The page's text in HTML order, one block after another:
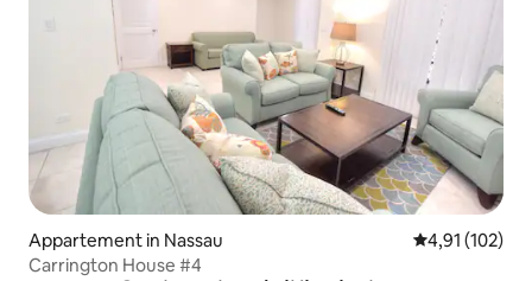
Appartement in Nassau Gemiddelde
4,91 (102)
Carrington House #4